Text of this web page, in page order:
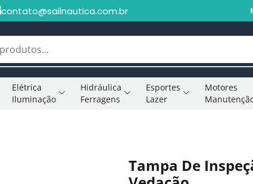
contato@sailnautica.com.br
Elétrica
Iluminação
Hidráulica
Ferragens
Esportes
Lazer
Motores
Tampa De